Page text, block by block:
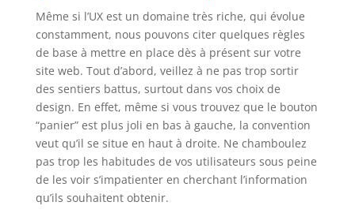
Même si l’UX est un domaine très riche, qui évolue
constamment, nous pouvons citer quelques règles
de base à mettre en place dès à présent sur votre
site web. Tout d’abord, veillez à ne pas trop sortir
des sentiers battus, surtout dans vos choix de
design. En effet, même si vous trouvez que le bouton
“panier” est plus joli en bas à gauche, la convention
veut qu’il se situe en haut à droite. Ne chamboulez
pas trop les habitudes de vos utilisateurs sous peine
de les voir s’impatienter en cherchant l’information
qu’ils souhaitent obtenir.